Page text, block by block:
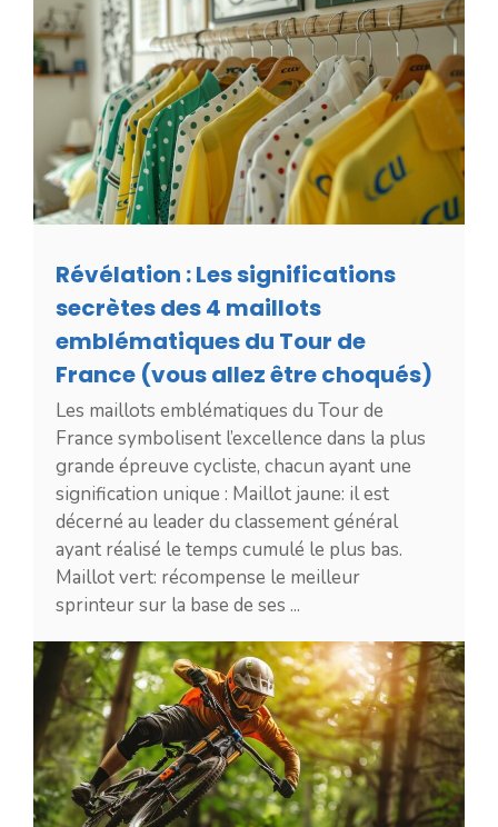
Révélation : Les significations
secrètes des 4 maillots
emblématiques du Tour de
France (vous allez être choqués)
Les maillots emblématiques du Tour de
France symbolisent l’excellence dans la plus
grande épreuve cycliste, chacun ayant une
signification unique : Maillot jaune: il est
décerné au leader du classement général
ayant réalisé le temps cumulé le plus bas.
Maillot vert: récompense le meilleur
sprinteur sur la base de ses ...